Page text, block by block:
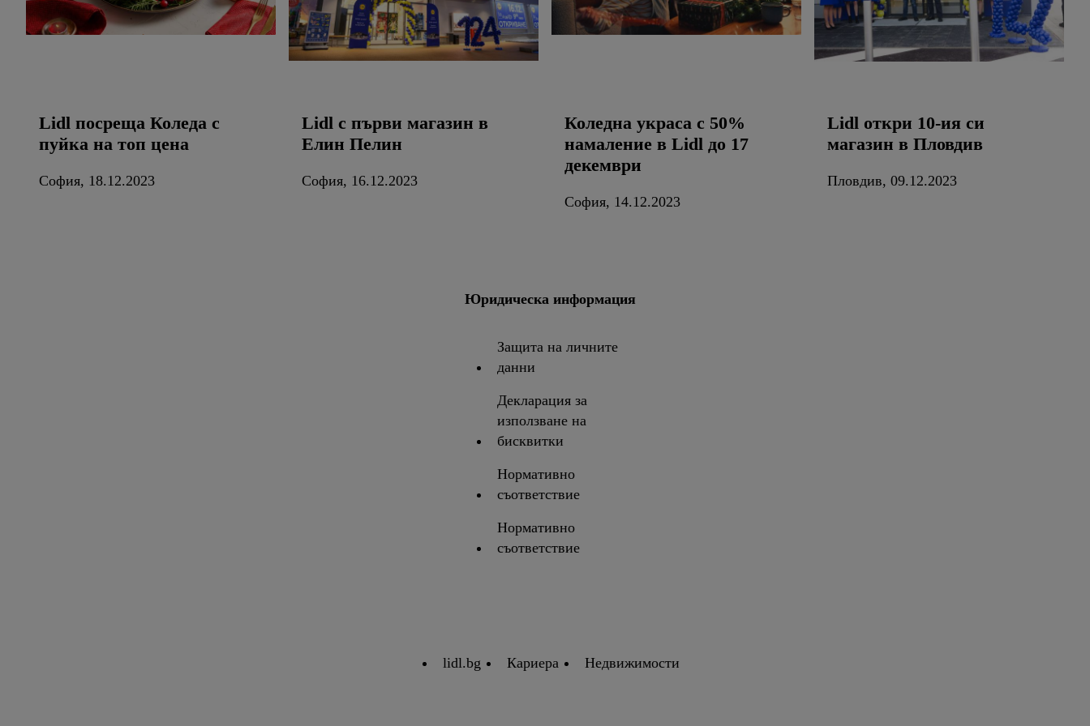
Lidl посреща Коледа с
пуйка на топ цена
София, 18.12.2023
Lidl с първи магазин в
Елин Пелин
София, 16.12.2023
Коледна украса с 50%
намаление в Lidl до 17
декември
София, 14.12.2023
Lidl откри 10-ия си
магазин в Пловдив
Пловдив, 09.12.2023
Юридическа информация
Защита на личните
данни
Декларация за
използване на
бисквитки
Нормативно
съответствие
Нормативно
съответствие
lidl.bg Кариера Недвижимости